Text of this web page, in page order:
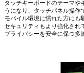
タッチキーボードのテーマや
うになり、タッチパネル操作
モバイル環境に慣れた方にも
セキュリティもより強化され
プライバシーを安全に保つ多